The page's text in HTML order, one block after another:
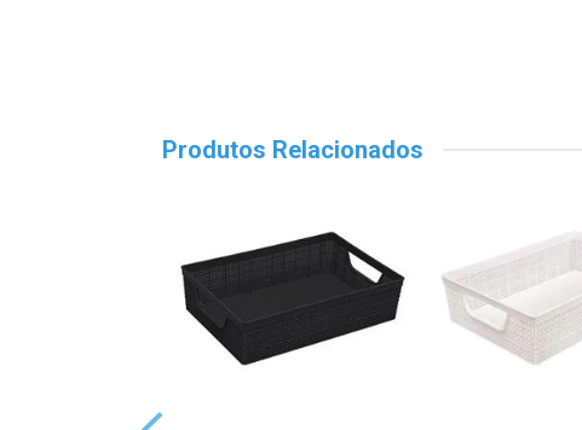
Produtos Relacionados